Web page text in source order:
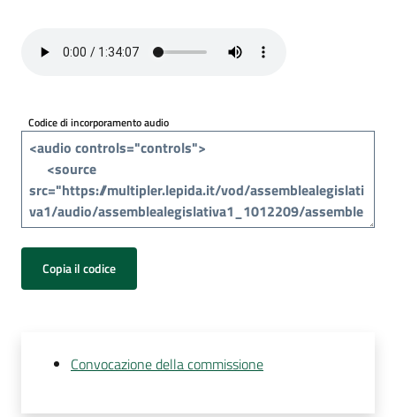
Per
cittadini
Codice di incorporamento audio
Copia il codice
Convocazione della commissione